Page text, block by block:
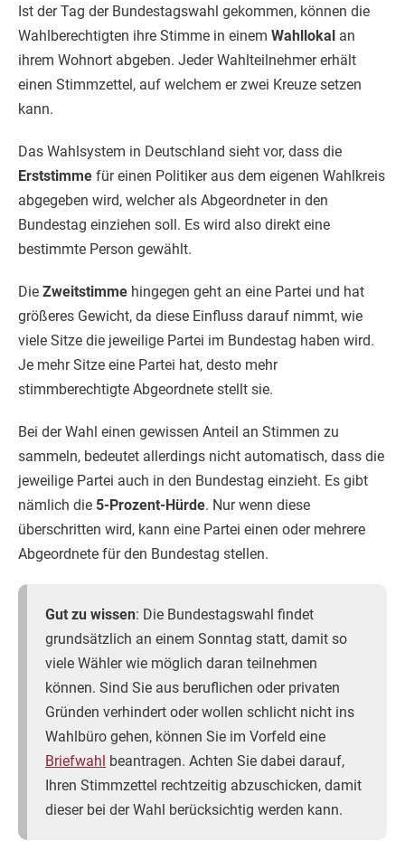
Ist der Tag der Bundestagswahl gekommen, können die
Wahlberechtigten ihre Stimme in einem Wahllokal an
ihrem Wohnort abgeben. Jeder Wahlteilnehmer erhält
einen Stimmzettel, auf welchem er zwei Kreuze setzen
kann.
Das Wahlsystem in Deutschland sieht vor, dass die
Erststimme für einen Politiker aus dem eigenen Wahlkreis
abgegeben wird, welcher als Abgeordneter in den
Bundestag einziehen soll. Es wird also direkt eine
bestimmte Person gewählt.
Die Zweitstimme hingegen geht an eine Partei und hat
größeres Gewicht, da diese Einfluss darauf nimmt, wie
viele Sitze die jeweilige Partei im Bundestag haben wird.
Je mehr Sitze eine Partei hat, desto mehr
stimmberechtigte Abgeordnete stellt sie.
Bei der Wahl einen gewissen Anteil an Stimmen zu
sammeln, bedeutet allerdings nicht automatisch, dass die
jeweilige Partei auch in den Bundestag einzieht. Es gibt
nämlich die 5-Prozent-Hürde. Nur wenn diese
überschritten wird, kann eine Partei einen oder mehrere
Abgeordnete für den Bundestag stellen.
Gut zu wissen: Die Bundestagswahl findet
grundsätzlich an einem Sonntag statt, damit so
viele Wähler wie möglich daran teilnehmen
können. Sind Sie aus beruflichen oder privaten
Gründen verhindert oder wollen schlicht nicht ins
Wahlbüro gehen, können Sie im Vorfeld eine
Briefwahl beantragen. Achten Sie dabei darauf,
Ihren Stimmzettel rechtzeitig abzuschicken, damit
dieser bei der Wahl berücksichtig werden kann.